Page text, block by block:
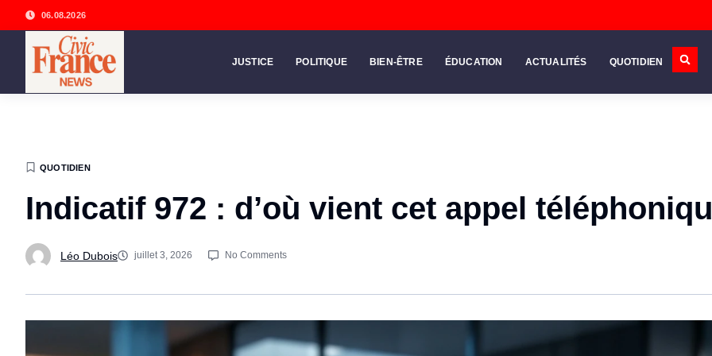
06.08.2026
JUSTICE POLITIQUE BIEN-ÊTRE ÉDUCATION ACTUALITÉS QUOTIDIEN
QUOTIDIEN
Indicatif 972 : d’où vient cet appel
Léo Dubois juillet 3, 2026 No Comments